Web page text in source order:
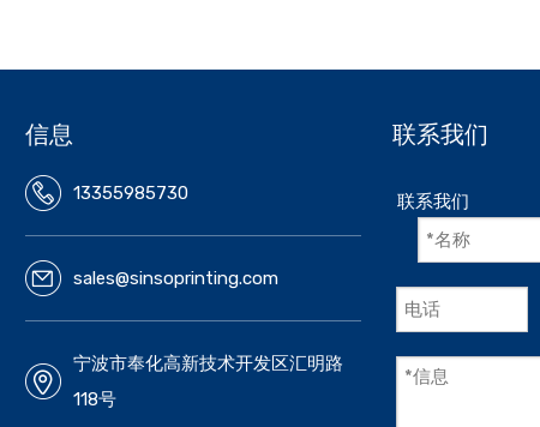
信息
13355985730
sales@sinsoprinting.com
宁波市奉化高新技术开发区汇明路
118号
联系我们
联系我们